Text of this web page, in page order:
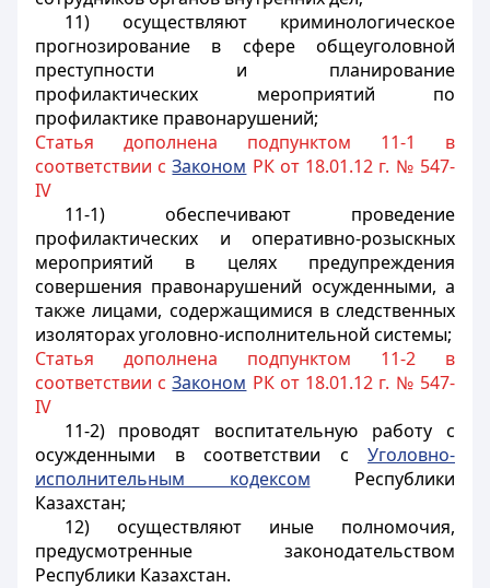
11) осуществляют криминологическое
прогнозирование в сфере общеуголовной
преступности и планирование
профилактических мероприятий по
профилактике правонарушений;
Статья дополнена подпунктом 11-1 в
соответствии сЗаконом РК от 18.01.12 г. № 547-
IV
11-1) обеспечивают проведение
профилактических и оперативно-розыскных
мероприятий в целях предупреждения
совершения правонарушений осужденными, а
также лицами, содержащимися в следственных
изоляторах уголовно-исполнительной системы;
Статья дополнена подпунктом 11-2 в
соответствии сЗаконом РК от 18.01.12 г. № 547-
IV
11-2) проводят воспитательную работу с
осужденными в соответствии с Уголовно-
исполнительным кодексом Республики
Казахстан;
12) осуществляют иные полномочия,
предусмотренные законодательством
Республики Казахстан.